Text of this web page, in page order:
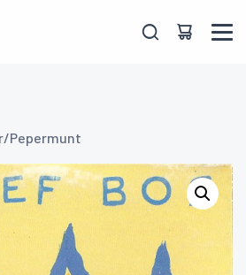
Pepermunt